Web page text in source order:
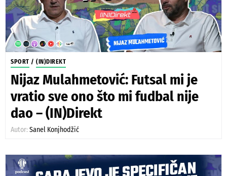
SPORT / (IN)DIREKT
Nijaz Mulahmetović: Futsal mi je
vratio sve ono što mi fudbal nije
dao – (IN)Direkt
Autor: Sanel Konjhodžić